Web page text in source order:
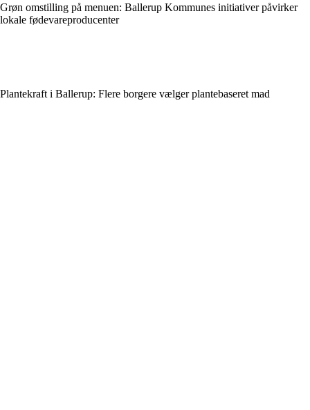
Grøn omstilling på menuen: Ballerup Kommunes initiativer påvirker
lokale fødevareproducenter
Plantekraft i Ballerup: Flere borgere vælger plantebaseret mad